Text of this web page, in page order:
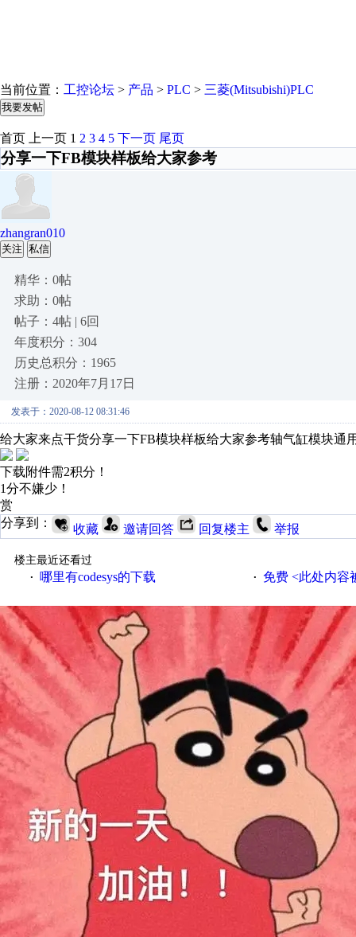
当前位置： 工控论坛 > 产品 > PLC > 三菱(Mitsubishi)PLC
我要发帖
首页 上一页 1 2 3 4 5 下一页 尾页
分享一下FB模块样板给大家参考
zhangran010
关注 私信
精华：0帖
求助：0帖
帖子：4帖 | 6回
年度积分：304
历史总积分：1965
注册：2020年7月17日
发表于：2020-08-12 08:31:46
给大家来点干货分享一下FB模块样板给大家参考轴气缸模块通
下载附件需2积分！
1分不嫌少！
赏
分享到：
收藏 邀请回答 回复楼主 举报
楼主最近还看过
·
哪里有codesys的下载 · 免费 <此处内容被屏蔽